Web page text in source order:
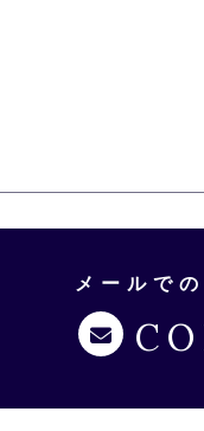
メールで